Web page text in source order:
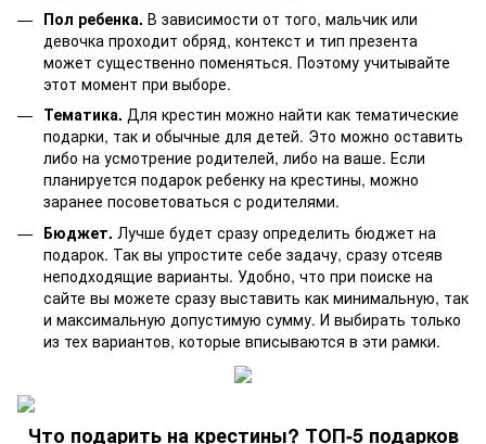
Пол ребенка. В зависимости от того, мальчик или
девочка проходит обряд, контекст и тип презента
может существенно поменяться. Поэтому учитывайте
этот момент при выборе.
Тематика. Для крестин можно найти как тематические
подарки, так и обычные для детей. Это можно оставить
либо на усмотрение родителей, либо на ваше. Если
планируется подарок ребенку на крестины, можно
заранее посоветоваться с родителями.
Бюджет. Лучше будет сразу определить бюджет на
подарок. Так вы упростите себе задачу, сразу отсеяв
неподходящие варианты. Удобно, что при поиске на
сайте вы можете сразу выставить как минимальную, так
и максимальную допустимую сумму. И выбирать только
из тех вариантов, которые вписываются в эти рамки.
Что подарить на крестины? ТОП-5 подарков